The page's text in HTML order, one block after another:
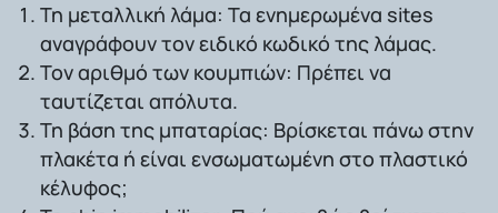
Τη μεταλλική λάμα: Τα ενημερωμένα sites
αναγράφουν τον ειδικό κωδικό της λάμας.
Τον αριθμό των κουμπιών: Πρέπει να
ταυτίζεται απόλυτα.
Τη βάση της μπαταρίας: Βρίσκεται πάνω στην
πλακέτα ή είναι ενσωματωμένη στο πλαστικό
κέλυφος;